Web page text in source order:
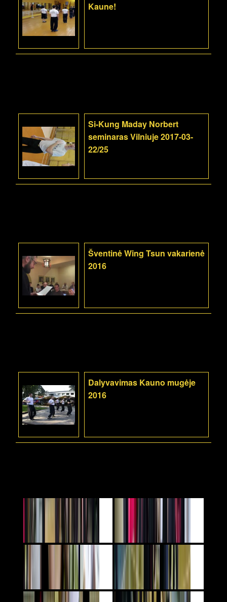
Kaune!
Si-Kung Maday Norbert
seminaras Vilniuje 2017-03-
22/25
Šventinė Wing Tsun vakarienė
2016
Dalyvavimas Kauno mugėje
2016